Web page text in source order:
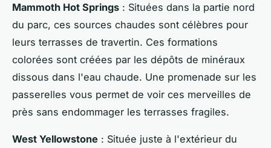
Mammoth Hot Springs : Situées dans la partie nord
du parc, ces sources chaudes sont célèbres pour
leurs terrasses de travertin. Ces formations
colorées sont créées par les dépôts de minéraux
dissous dans l'eau chaude. Une promenade sur les
passerelles vous permet de voir ces merveilles de
près sans endommager les terrasses fragiles.
West Yellowstone : Située juste à l'extérieur du